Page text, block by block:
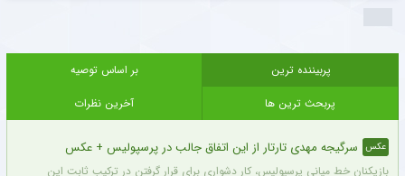
پربیننده ترین
بر اساس توصیه
پربحث ترین ها
آخرین نظرات
عکس سرگیجه مهدی تارتار از این اتفاق جالب در پرسپولیس + عکس
بازیکنان خط میانی پرسپولیس، کار دشواری برای قرار گرفتن در ترکیب ثابت این تیم